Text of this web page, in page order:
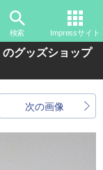
検索 Impressサイト
グッズショップ
次の画像